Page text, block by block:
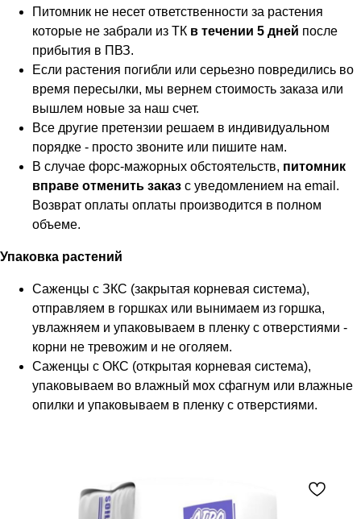
Питомник не несет ответственности за растения
которые не забрали из ТК в течении 5 дней после
прибытия в ПВЗ.
Если растения погибли или серьезно повредились во
время пересылки, мы вернем стоимость заказа или
вышлем новые за наш счет.
Все другие претензии решаем в индивидуальном
порядке - просто звоните или пишите нам.
В случае форс-мажорных обстоятельств, питомник
вправе отменить заказ с уведомлением на email.
Возврат оплаты оплаты производится в полном
объеме.
Упаковка растений
Саженцы с ЗКС (закрытая корневая система),
отправляем в горшках или вынимаем из горшка,
увлажняем и упаковываем в пленку с отверстиями -
корни не тревожим и не оголяем.
Саженцы с ОКС (открытая корневая система),
упаковываем во влажный мох сфагнум или влажные
опилки и упаковываем в пленку с отверстиями.